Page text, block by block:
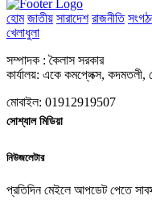
হোম জাতীয় সারাদেশ রাজনীতি
খেলাধুলা
সম্পাদক : কৈলাস সরকার
কার্যালয়: একে কমপ্লেক্স, কদমতলী,
মোবাইল: 01912919507
সোশ্যাল মিডিয়া
নিউজলেটার
প্রতিদিন মেইলে আপডেট পেতে